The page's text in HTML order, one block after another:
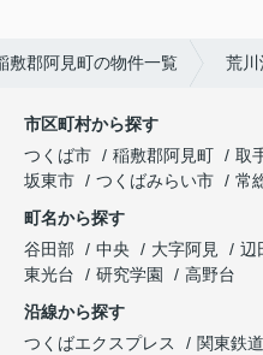
敷郡阿見町の物件一覧 荒川
市区町村から探す
つくば市
稲敷郡阿見町 取
坂東市
つくばみらい市 常
町名から探す
谷田部
中央 大字阿見 辺
東光台
研究学園
高野台
沿線から探す
つくばエクスプレス
関東鉄